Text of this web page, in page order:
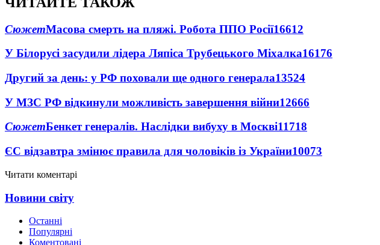
СюжетМасова смерть на пляжі. Робота ППО Росії16612
У Білорусі засудили лідера Ляпіса Трубецького Міхалка16176
Другий за день: у РФ поховали ще одного генерала13524
У МЗС РФ відкинули можливість завершення війни12666
СюжетБенкет генералів. Наслідки вибуху в Москві11718
ЄС відзавтра змінює правила для чоловіків із України10073
Читати коментарі
Новини світу
Останні
Популярні
Коментовані